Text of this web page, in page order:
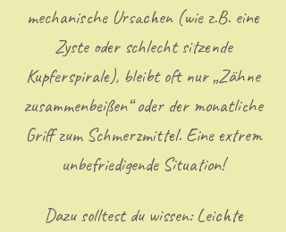
mechanische Ursachen (wie z.B. eine
Zyste oder schlecht sitzende
Kupferspirale), bleibt oft nur „Zähne
zusammenbeißen“ oder der monatliche
Griff zum Schmerzmittel. Eine extrem
unbefriedigende Situation!
Dazu solltest du wissen: Leichte